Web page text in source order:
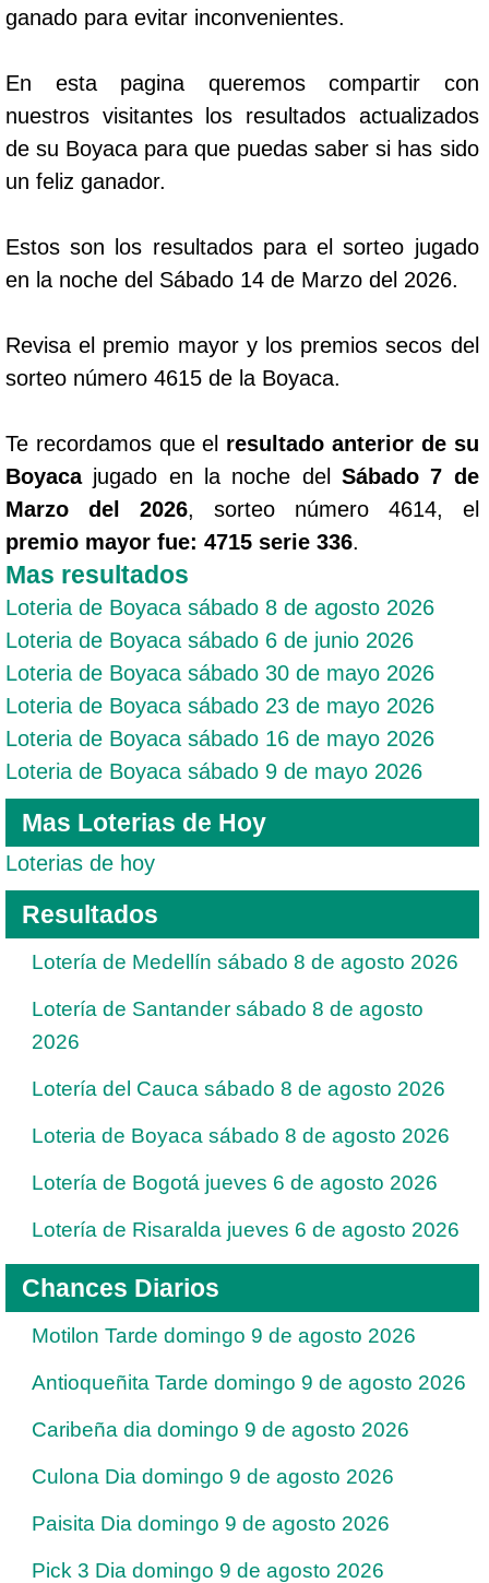
ganado para evitar inconvenientes.
En esta pagina queremos compartir con
nuestros visitantes los resultados actualizados
de su Boyaca para que puedas saber si has sido
un feliz ganador.
Estos son los resultados para el sorteo jugado
en la noche del Sábado 14 de Marzo del 2026.
Revisa el premio mayor y los premios secos del
sorteo número 4615 de la Boyaca.
Te recordamos que el resultado anterior de su
Boyacajugado en la noche del Sábado 7 de
Marzo del 2026, sorteo número 4614, el
premio mayor fue: 4715 serie 336.
Mas resultados
Loteria de Boyaca sábado 8 de agosto 2026
Loteria de Boyaca sábado 6 de junio 2026
Loteria de Boyaca sábado 30 de mayo 2026
Loteria de Boyaca sábado 23 de mayo 2026
Loteria de Boyaca sábado 16 de mayo 2026
Loteria de Boyaca sábado 9 de mayo 2026
Mas Loterias de Hoy
Loterias de hoy
Resultados
Lotería de Medellín sábado 8 de agosto 2026
Lotería de Santander sábado 8 de agosto
2026
Lotería del Cauca sábado 8 de agosto 2026
Loteria de Boyaca sábado 8 de agosto 2026
Lotería de Bogotá jueves 6 de agosto 2026
Lotería de Risaralda jueves 6 de agosto 2026
Chances Diarios
Motilon Tarde domingo 9 de agosto 2026
Antioqueñita Tarde domingo 9 de agosto 2026
Caribeña dia domingo 9 de agosto 2026
Culona Dia domingo 9 de agosto 2026
Paisita Dia domingo 9 de agosto 2026
Pick 3 Dia domingo 9 de agosto 2026